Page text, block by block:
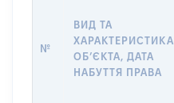
№
ВИД ТА
ХАРАКТЕРИСТИКА
ОБʼЄКТА, ДАТА
НАБУТТЯ ПРАВА